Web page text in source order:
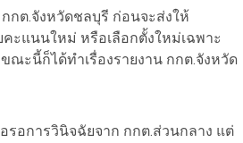
กต.จังหวัดชลบุรี ก่อนจะส่งให้
ะแนนใหม่ หรือเลือกตั้งใหม่เฉพาะ
ะนี้ก็ได้ทำเรื่องรายงาน กกต.จังหวัด
รอการวินิจฉัยจาก กกต.ส่วนกลาง แต่